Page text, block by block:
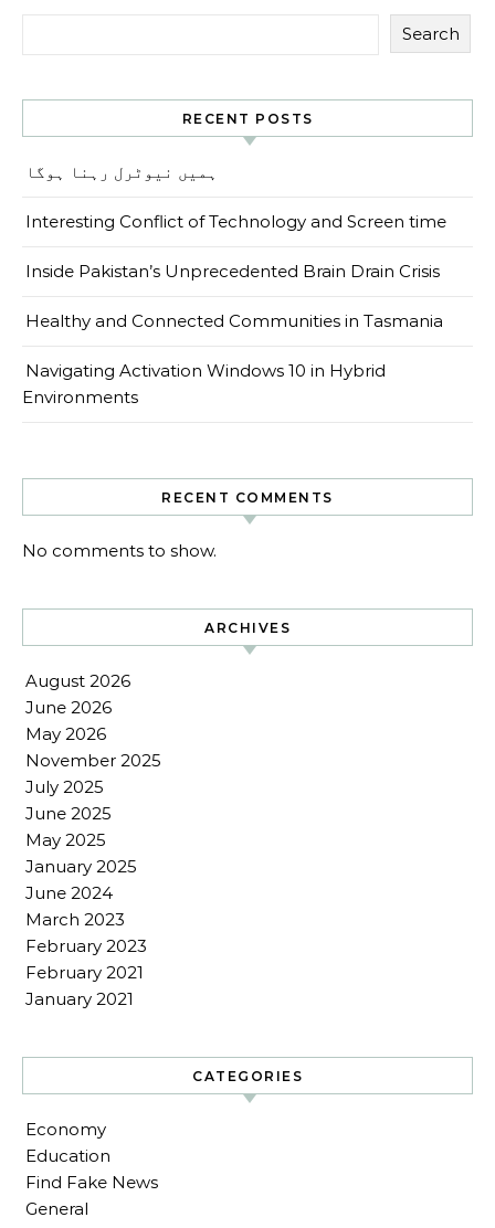
Search
RECENT POSTS
ہمیں نیوٹرل رہنا ہوگا
Interesting Conflict of Technology and Screen time
Inside Pakistan’s Unprecedented Brain Drain Crisis
Healthy and Connected Communities in Tasmania
Navigating Activation Windows 10 in Hybrid
Environments
RECENT COMMENTS
No comments to show.
ARCHIVES
August 2026
June 2026
May 2026
November 2025
July 2025
June 2025
May 2025
January 2025
June 2024
March 2023
February 2023
February 2021
January 2021
CATEGORIES
Economy
Education
Find Fake News
General